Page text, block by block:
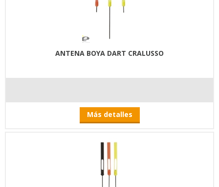
ANTENA BOYA DART CRALUSSO
Más detalles